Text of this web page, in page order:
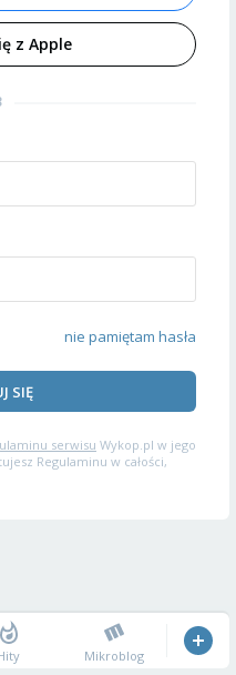
z Apple
nie pamiętam hasła
SIĘ
serwisu Wykop.pl w jego
Regulaminu w całości,
Mikroblog